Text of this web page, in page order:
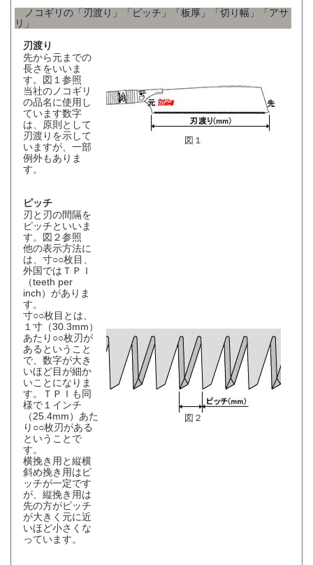
ノコギリの「刃渡り」「ピッチ」「板厚」「切り幅」「アサ
リ」
刃渡り
先から元までの
長さをいいま
す。図１参照
当社のノコギリ
の品名に使用し
ています数字
は、原則として
刃渡りを示して
いますが、一部
例外もありま
す。
図１
ピッチ
刃と刃の間隔を
ピッチといいま
す。図２参照
他の表示方法に
は、寸○○枚目、
外国ではＴＰＩ
（teeth per
inch）がありま
す。
寸○○枚目とは、
１寸（30.3mm）
あたり○○枚刃が
あるということ
で、数字が大き
いほど目が細か
いことになりま
す。ＴＰＩも同
様で１インチ
（25.4mm）あた
り○○枚刃がある
ということで
す。
横挽き用と縦横
斜め挽き用はピ
ッチが一定です
が、縦挽き用は
先の方がピッチ
が大きく元に近
いほど小さくな
っています。
図２